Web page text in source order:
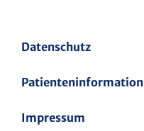
Datenschutz
Patienteninformation
Impressum